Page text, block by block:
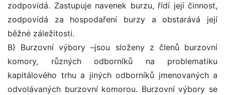
zodpovídá. Zastupuje navenek burzu, řídí její činnost,
zodpovídá za hospodaření burzy a obstarává její
běžné záležitosti.
B) Burzovní výbory –jsou složeny z členů burzovní
komory, různých odborníků na problematiku
kapitálového trhu a jiných odborníků jmenovaných a
odvolávaných burzovní komorou. Burzovní výbory se